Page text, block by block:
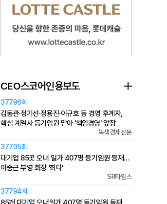
CEO스코어인용보도
37796회
김동관·정기선·정용진·이규호 등 경영 후계자,
핵심 계열사 등기임원 맡아 '책임경영' 앞장
녹색경제신문
37795회
대기업 85곳 오너 일가 407명 등기임원 등재…
이중근 부영 회장 '최다'
SR타임스
37794회